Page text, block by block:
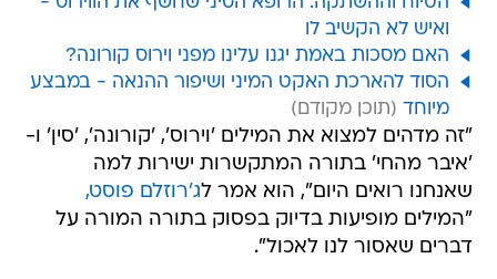
ואיש לא הקשיב לו
האם מסכות באמת יגנו עלינו מפני וירוס קורונה?
הסוד להארכת האקט המיני ושיפור ההנאה - במבצע
מיוחד
"זה מדהים למצוא את המילים 'וירוס', 'קורונה', 'סין' ו-
'איבר מהחי' בתורה המתקשרות ישירות למה
שאנחנו רואים היום", הוא אמר לג'רוזלם פוסט,
"המילים מופיעות בדיוק בפסוק בתורה המורה על
דברים שאסור לנו לאכול".